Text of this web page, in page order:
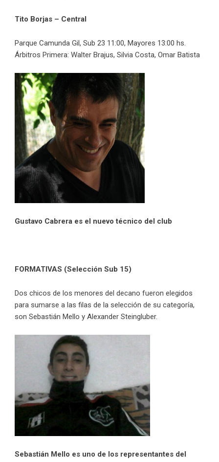
Tito Borjas – Central
Parque Camunda Gil, Sub 23 11:00, Mayores 13:00 hs.
Árbitros Primera: Walter Brajus, Silvia Costa, Omar Batista
Gustavo Cabrera es el nuevo técnico del club
FORMATIVAS (Selección Sub 15)
Dos chicos de los menores del decano fueron elegidos
para sumarse a las filas de la selección de su categoría,
son Sebastián Mello y Alexander Steingluber.
Sebastián Mello es uno de los representantes del